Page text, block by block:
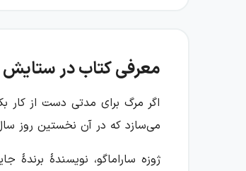
معرفی کتاب در
اگر مرگ برای مدتی دست از کار
می‌سازد که در آن نخستین روز
ژوزه ساراماگو، نویسندهٔ